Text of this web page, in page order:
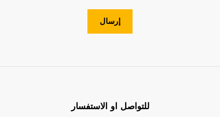
للتواصل او الاستفسار